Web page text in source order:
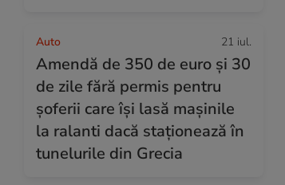
Auto 21 iul.
Amendă de 350 de euro și 30
de zile fără permis pentru
șoferii care își lasă mașinile
la ralanti dacă staționează în
tunelurile din Grecia